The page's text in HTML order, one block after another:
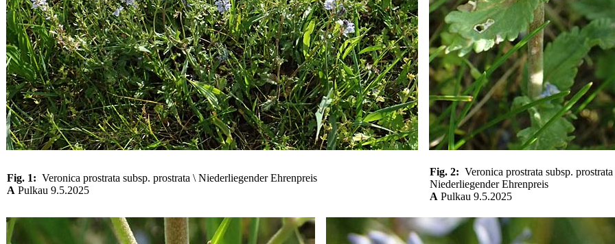
Fig. 1: Veronica prostrata subsp. prostrata \ Niederliegender Ehrenpreis
A Pulkau 9.5.2025
Fig. 2: Veronica prostrata subsp. prostrata
Niederliegender Ehrenpreis
A Pulkau 9.5.2025